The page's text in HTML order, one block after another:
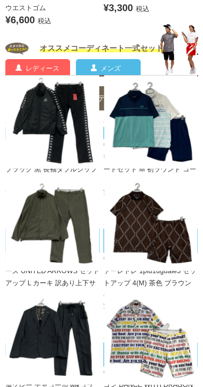
ウエストゴム
¥6,600 税込
¥3,300 税込
オススメコーディネート一式セット
レディース メンズ
メンズのコーディネート一覧
Kappa/カッパ
未使用品 メンズ カッパゴルフ
KAPPA GOLF セットアップ M
ブラック 黒 長袖ダブルジップ
WAY
¥11,000
UNDER ARMOUR/アンダーアーマー
中古 メンズ アンダーアーマー
UNDER ARMOUR コーディネ
ートセット M 初ラウンド コー
¥7,700 税込
UNITED ARROWS/ユナイテッドアロ
中古 メンズ ユナイテッドアロ
ーズ UNITED ARROWS セット
アップ L カーキ 訳あり上下サ
ヨコストレッチ 撥水 透湿
¥17,600 税込
1PIU1UGUALE3/ウノピｭウノウグァ
ーレトレ
中古 メンズ ウノピュウノウグ
ァーレトレ 1piu1uguale3 セッ
トアップ 4(M) 茶色 ブラウン
半袖ポロシャツ×ハーフパンツ
¥28,600 税込
muta MARINE/ムータマリン
未使用品 メンズ ムータマリン
muta MARINE セットアップ S
濃グレー チャコール wjkコラ
DANCE WITH DRAGON/ダンスウィ
ズドラゴン
中古 メンズ ダンスウィズドラ
ゴン DANCE WITH DRAGON